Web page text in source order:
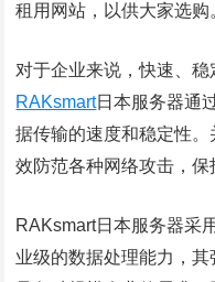
租用网站，以供大家选购
对于企业来说，快速、稳
RAKsmart日本服务器通
据传输的速度和稳定性
效防范各种网络攻击，保
RAKsmart日本服务器采
业级的数据处理能力，